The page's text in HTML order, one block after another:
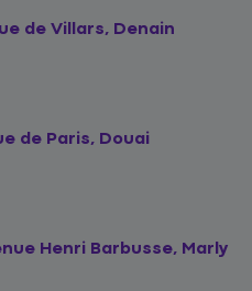
de Villars, Denain
de Paris, Douai
Henri Barbusse, Marly